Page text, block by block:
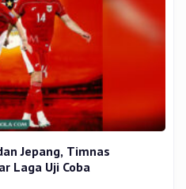
Jepang, Timnas
Laga Uji Coba